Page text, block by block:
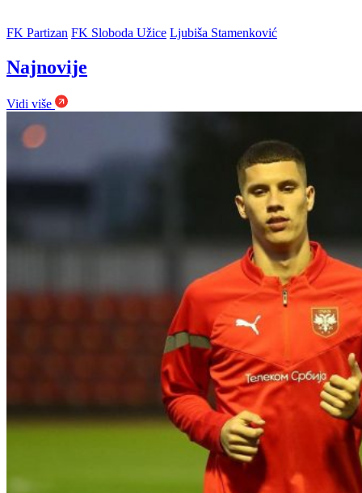
FK Partizan FK Sloboda Užice Ljubiša Stamenković
Najnovije
Vidi više